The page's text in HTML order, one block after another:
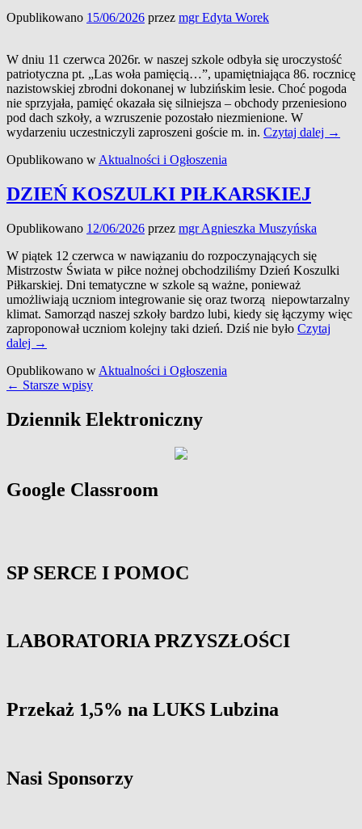
pod
w
Lubzinie
Opublikowano 15/06/2026 przez mgr Edyta Worek
W dniu 11 czerwca 2026r. w naszej szkole odbyła się uroczystość
patriotyczna pt. „Las woła pamięcią…”, upamiętniająca 86. rocznicę
nazistowskiej zbrodni dokonanej w lubzińskim lesie. Choć pogoda
nie sprzyjała, pamięć okazała się silniejsza – obchody przeniesiono
pod dach szkoły, a wzruszenie pozostało niezmienione. W
wydarzeniu uczestniczyli zaproszeni goście m. in. Czytaj dalej Las
→
Opublikowano w Aktualności i Ogłoszenia
DZIEŃ KOSZULKI PIŁKARSKIEJ
Opublikowano 12/06/2026 przez mgr Agnieszka Muszyńska
W piątek 12 czerwca w nawiązaniu do rozpoczynających się
Mistrzostw Świata w piłce nożnej obchodziliśmy Dzień Koszulki
Piłkarskiej. Dni tematyczne w szkole są ważne, ponieważ
umożliwiają uczniom integrowanie się oraz tworzą niepowtarzalny
klimat. Samorząd naszej szkoły bardzo lubi, kiedy się łączymy więc
zaproponował uczniom kolejny taki dzień. Dziś nie było Czytaj
dalej DZIEŃ
PIŁKARSKIEJ
→
Opublikowano w Aktualności i Ogłoszenia
Nawigacja
← Starsze wpisy
Primary
Area
Dziennik Elektroniczny
Google Classroom
SP SERCE I POMOC
LABORATORIA PRZYSZŁOŚCI
Przekaż 1,5% na LUKS Lubzina
Nasi Sponsorzy